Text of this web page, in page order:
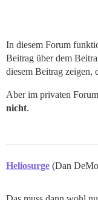
In diesem Forum
Beitrag über dem
diesem Beitrag zeigen,
Aber im privaten
nicht.
Heliosurge (Dan